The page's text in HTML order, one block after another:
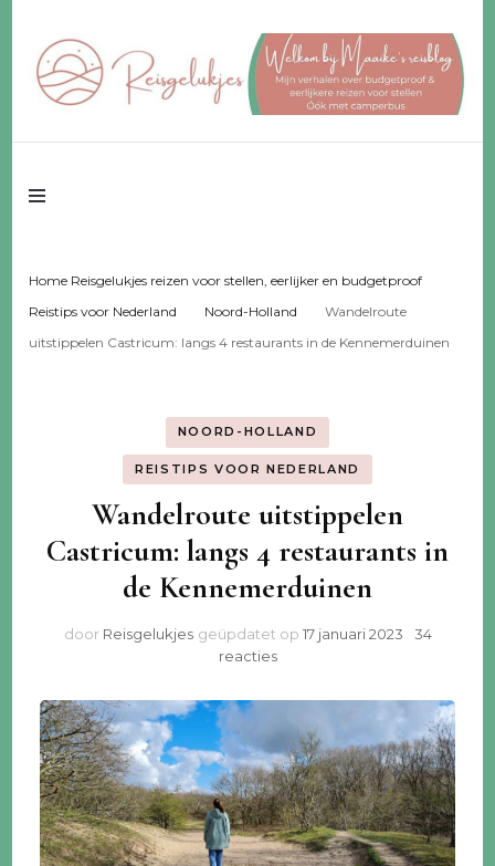
Reisgelukjes –
Reisgeluk voor 2 ♥️ eerlijker ♥️ voor een fijn budget
Home Reisgelukjes reizen voor stellen, eerlijker en budgetproof
Reistips voor Nederland
Noord-Holland
Wandelroute
uitstippelen Castricum: langs 4 restaurants in de Kennemerduinen
NOORD-HOLLAND
REISTIPS VOOR NEDERLAND
Wandelroute uitstippelen
Castricum: langs 4 restaurants in
de Kennemerduinen
door Reisgelukjes geüpdatet op 17 januari 2023
34
reactiesop
uitstippelen
langs
4
restaurants
in
de
Kennemerduinen